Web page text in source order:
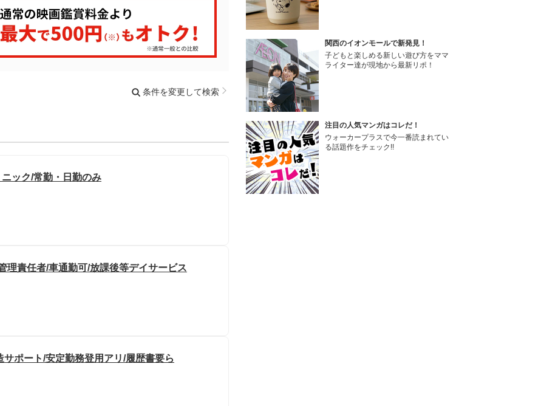
条件を変更して検索
ック/常勤・日勤のみ
理責任者/車通勤可/放課後等デイサービス
ポート/安定勤務登用アリ/履歴書要ら
関西のイオンモールで新発見！
子どもと楽しめる新しい遊び方をママ
ライター達が現地から最新リポ！
注目の人気マンガはコレだ！
ウォーカープラスで今一番読まれてい
る話題作をチェック!!